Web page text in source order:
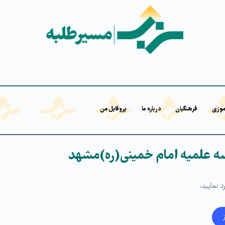
فرهنگیان درباره ما پروفایل من
علمیه امام خمینی(ره)مشهد
نمایید: